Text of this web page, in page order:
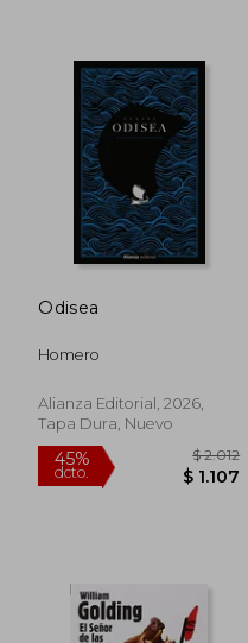
45%
dcto.
Odisea
Homero
Alianza Editorial, 2026,
Tapa Dura, Nuevo